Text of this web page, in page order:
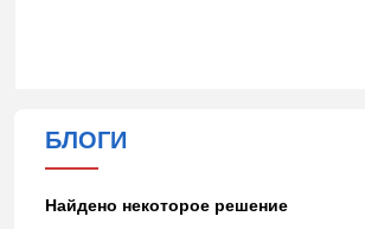
БЛОГИ
Найдено некоторое решение